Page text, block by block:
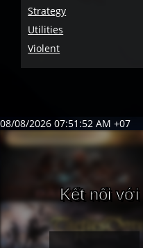
Strategy
Utilities
Violent
08/08/2026 07:51:52 AM +07
Kết nối với